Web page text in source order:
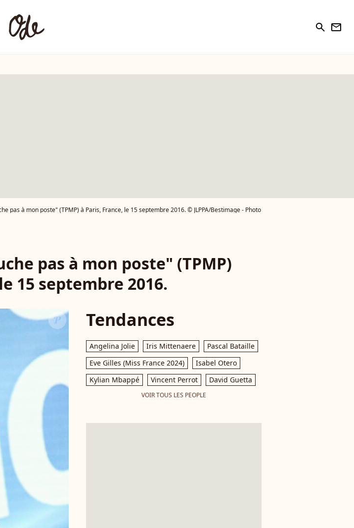
search newsletter
pas à mon poste" (TPMP) à Paris, France, le 15 septembre 2016. © JLPPA/Bestimage - Photo
pas à mon poste" (TPMP)
15 septembre 2016.
Tendances
Angelina Jolie Iris Mittenaere
Pascal Bataille
Eve Gilles (Miss France 2024)
Isabel Otero
Kylian Mbappé
Vincent Perrot David Guetta
VOIR TOUS LES PEOPLE